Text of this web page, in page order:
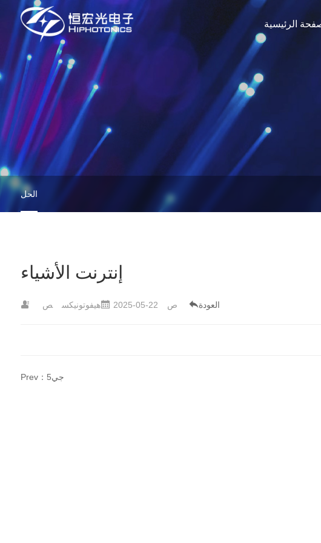
الرئيسية
الحل
إنترنت الأشياء
هيفوتونيكس ص 2025-05-22 ص العودة
Prev：5جي